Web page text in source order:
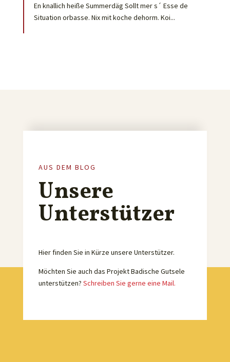
En knallich heiße Summerdäg Sollt mer s´ Esse de
Situation orbasse. Nix mit koche dehorm. Koi...
AUS DEM BLOG
Unsere
Unterstützer
Hier finden Sie in Kürze unsere Unterstützer.
Möchten Sie auch das Projekt Badische Gutsele
unterstützen? Schreiben Sie gerne eine Mail.